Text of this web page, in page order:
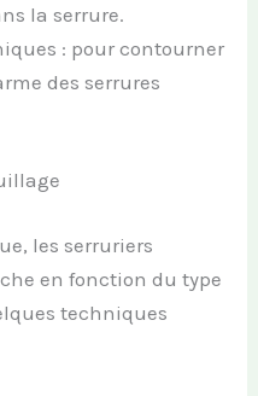
la serrure.
: pour contourner
des serrures
les serruriers
en fonction du type
techniques